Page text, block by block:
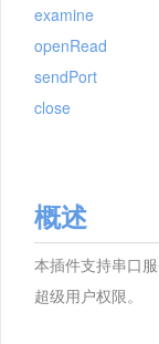
examine
openRead
sendPort
close
概述
本插件支持串口
超级用户权限。